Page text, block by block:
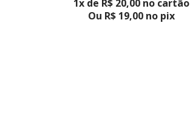
1x de R$ 20,00 no cartão
Ou R$ 19,00 no pix